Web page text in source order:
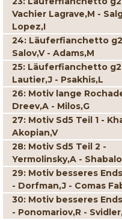
Vachier Lagrave,M -
Lopez,I
24: Läuferfianchetto
Salov,V - Adams,M
25: Läuferfianchetto g2
Lautier,J - Psakhis,L
26: Motiv lange
Dreev,A - Milos,G
27: Motiv Sd5 Teil 1 -
Akopian,V
28: Motiv Sd5 Teil 2 -
Yermolinsky,A -
29: Motiv besseres
- Dorfman,J - Comas
30: Motiv besseres
- Ponomariov,R -